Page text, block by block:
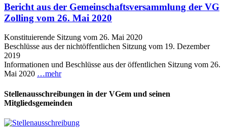
Bericht aus der Gemeinschaftsversammlung der VG
Zolling vom 26. Mai 2020
Konstituierende Sitzung vom 26. Mai 2020
Beschlüsse aus der nichtöffentlichen Sitzung vom 19. Dezember
2019
Informationen und Beschlüsse aus der öffentlichen Sitzung vom 26.
Mai 2020 …mehr
Stellenausschreibungen in der VGem und seinen
Mitgliedsgemeinden